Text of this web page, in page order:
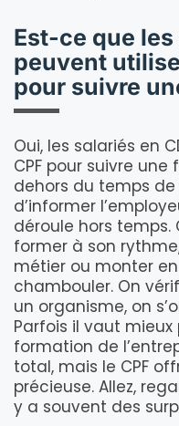
Est-ce que
peuvent
pour suivre
Oui, les salariés en
CPF pour suivre
dehors du temps
d’informer
déroule hors temps.
former à son
métier ou monter
chambouler. On
un organisme, on
Parfois il vaut
formation de
total, mais le CPF
précieuse. Allez,
y a souvent des